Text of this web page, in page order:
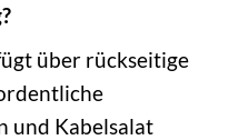
über rückseitige
und Kabelsalat